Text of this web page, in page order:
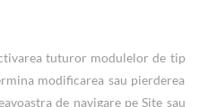
tuturor modulelor de tip
modificarea sau pierderea
de navigare pe Site sau